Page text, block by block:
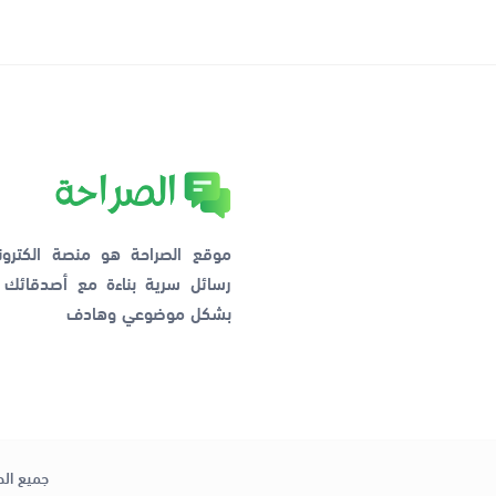
موقع الصراحة هو منصة
رسائل سرية بناءة مع
بشكل موضوعي وهادف
جميع